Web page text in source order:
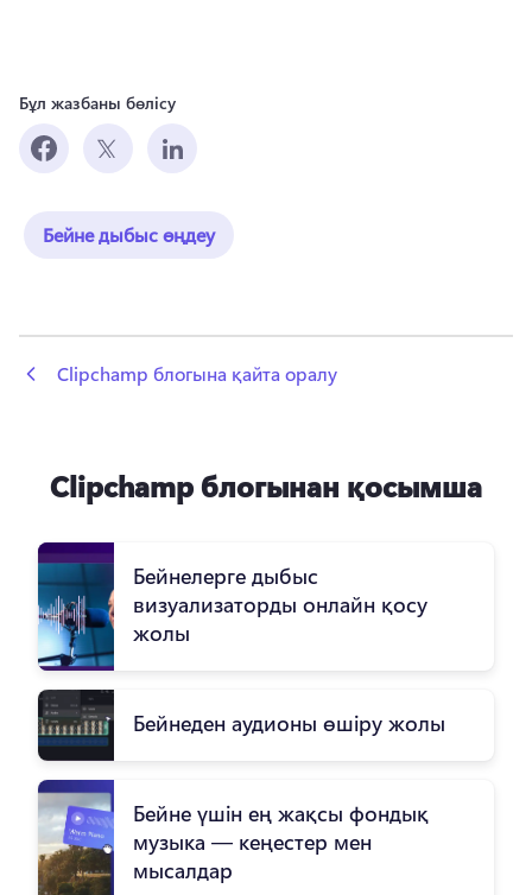
Бұл жазбаны бөлісу
Бейне дыбыс өңдеу
Clipchamp блогына қайта оралу
Clipchamp блогынан қосымша
Бейнелерге дыбыс
визуализаторды онлайн қосу
жолы
Бейнеден аудионы өшіру жолы
Бейне үшін ең жақсы фондық
музыка — кеңестер мен
мысалдар